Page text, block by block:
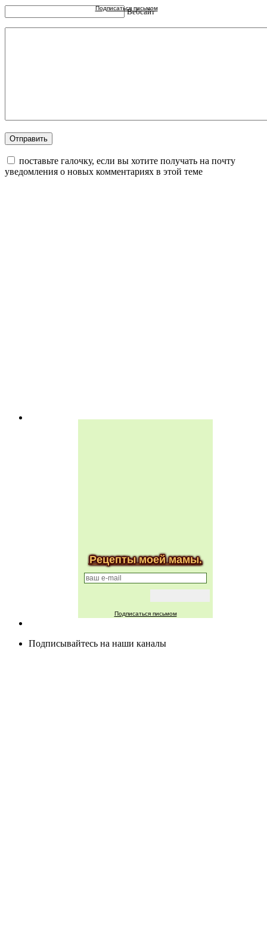
Подписаться письмом
Вебсайт
поставьте галочку, если вы хотите получать на почту
уведомления о новых комментариях в этой теме
Рецепты моей мамы.
Подписаться письмом
Подписывайтесь на наши каналы